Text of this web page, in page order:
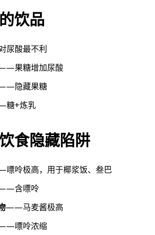
饮品
酸最不利
果糖增加尿酸
隐藏果糖
+炼乳
食隐藏陷阱
呤极高，用于椰浆饭、叁巴
含嘌呤
——马麦酱极高
嘌呤浓缩